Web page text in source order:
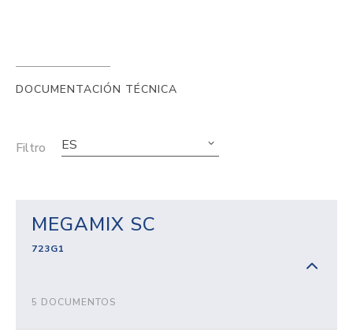
DOCUMENTACIÓN TÉCNICA
Filtro ES
MEGAMIX SC
723G1
5 DOCUMENTOS